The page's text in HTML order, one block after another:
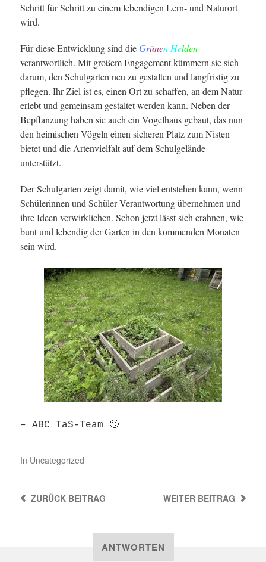
Schritt für Schritt zu einem lebendigen Lern- und Naturort
wird.
Für diese Entwicklung sind die Grünen Helden
verantwortlich. Mit großem Engagement kümmern sie sich
darum, den Schulgarten neu zu gestalten und langfristig zu
pflegen. Ihr Ziel ist es, einen Ort zu schaffen, an dem Natur
erlebt und gemeinsam gestaltet werden kann. Neben der
Bepflanzung haben sie auch ein Vogelhaus gebaut, das nun
den heimischen Vögeln einen sicheren Platz zum Nisten
bietet und die Artenvielfalt auf dem Schulgelände
unterstützt.
Der Schulgarten zeigt damit, wie viel entstehen kann, wenn
Schülerinnen und Schüler Verantwortung übernehmen und
ihre Ideen verwirklichen. Schon jetzt lässt sich erahnen, wie
bunt und lebendig der Garten in den kommenden Monaten
sein wird.
– ABC TaS-Team 🙂
In Uncategorized
WEITER BEITRAG
ZURÜCKBEITRAG
ANTWORTEN